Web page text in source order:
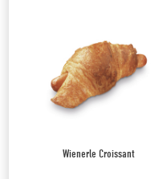
Wienerle Croissant